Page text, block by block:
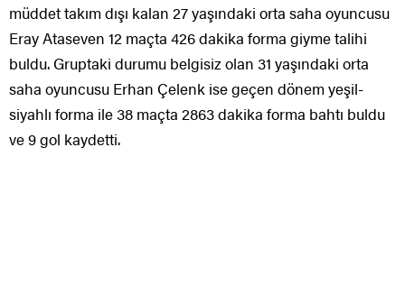
müddet takım dışı kalan 27 yaşındaki orta saha oyuncusu
Eray Ataseven 12 maçta 426 dakika forma giyme talihi
buldu. Gruptaki durumu belgisiz olan 31 yaşındaki orta
saha oyuncusu Erhan Çelenk ise geçen dönem yeşil-
siyahlı forma ile 38 maçta 2863 dakika forma bahtı buldu
ve 9 gol kaydetti.